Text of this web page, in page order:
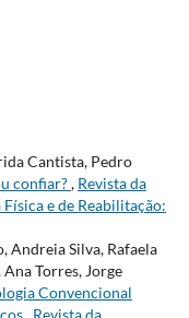
Cantista, Pedro
confiar?, Revista da
e de Reabilitação:
Andreia Silva, Rafaela
Torres, Jorge
Convencional